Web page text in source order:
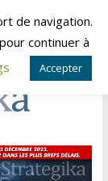
de navigation.
continuer à
Accepter